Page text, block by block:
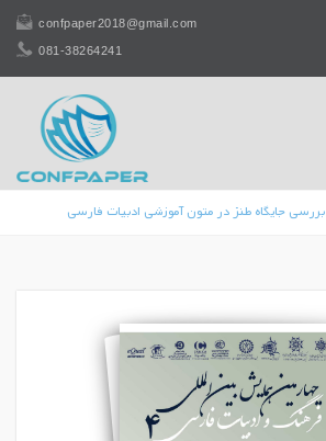
confpaper2018@gmail.com
081-38264241
بررسی جایگاه طنز در متون آموزشی ادبیات فارسی